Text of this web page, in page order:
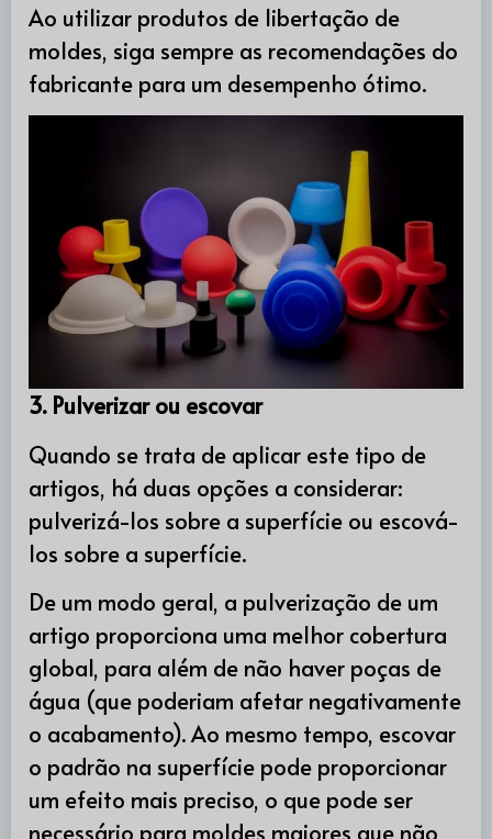
Ao utilizar produtos de libertação de
moldes, siga sempre as recomendações do
fabricante para um desempenho ótimo.
3. Pulverizar ou escovar
Quando se trata de aplicar este tipo de
artigos, há duas opções a considerar:
pulverizá-los sobre a superfície ou escová-
los sobre a superfície.
De um modo geral, a pulverização de um
artigo proporciona uma melhor cobertura
global, para além de não haver poças de
água (que poderiam afetar negativamente
o acabamento). Ao mesmo tempo, escovar
o padrão na superfície pode proporcionar
um efeito mais preciso, o que pode ser
necessário para moldes maiores que não